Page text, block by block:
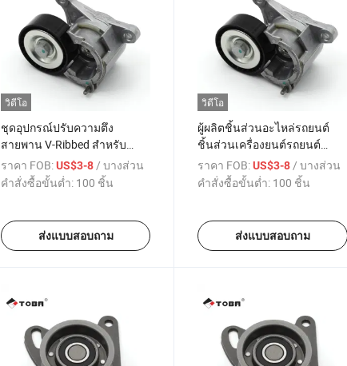
วิดีโอ
ชุดอุปกรณ์ปรับความตึง
สายพาน V-Ribbed สำหรับ
เครื่องยนต์รถยนต์ OEM
575161 96362074 สำหรับ
ราคา FOB:US$3-8 / บางส่วน
คำสั่งซื้อขั้นต่ำ: 100 ชิ้น
ส่งแบบสอบถาม
วิดีโอ
ผู้ผลิตชิ้นส่วนอะไหล่รถยนต์
ชิ้นส่วนเครื่องยนต์รถยนต์
สายพานตึงพร้อมพูลเลย์ตึง
OEM 575161 96362074
ราคา FOB: US$3-8 / บางส่วน
คำสั่งซื้อขั้นต่ำ: 100 ชิ้น
ส่งแบบสอบถาม